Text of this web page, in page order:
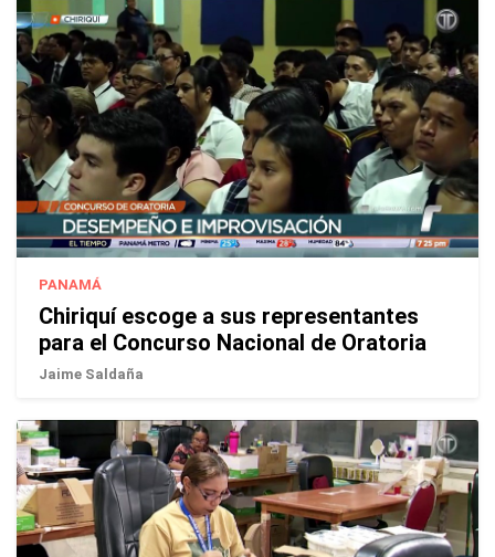
PANAMÁ
Chiriquí escoge a sus representantes
para el Concurso Nacional de Oratoria
Jaime Saldaña